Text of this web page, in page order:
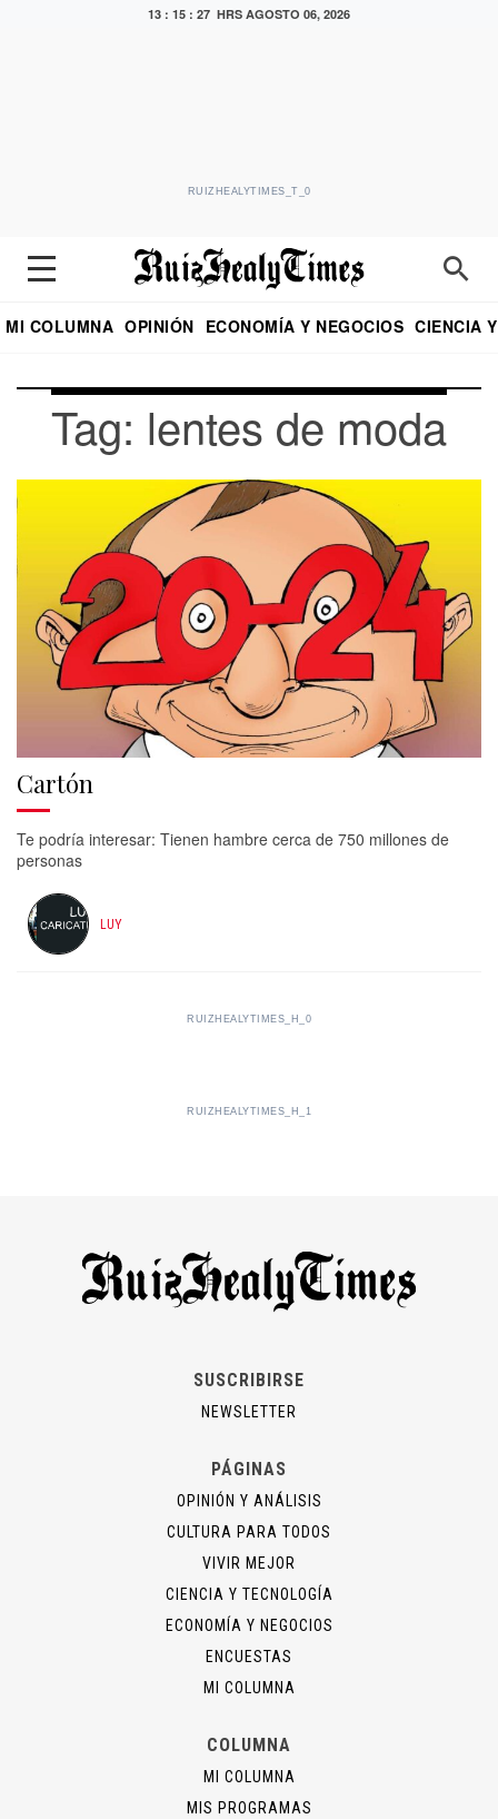
13 : 15 : 27 HRS AGOSTO 06, 2026
RUIZHEALYTIMES_T_0
MI COLUMNA OPINIÓN ECONOMÍA Y NEGOCIOS CIENCIA
Tag: lentes de moda
Cartón
Te podría interesar: Tienen hambre cerca de 750 millones de
personas
LUY
RUIZHEALYTIMES_H_0
RUIZHEALYTIMES_H_1
SUSCRIBIRSE
NEWSLETTER
PÁGINAS
OPINIÓN Y ANÁLISIS
CULTURA PARA TODOS
VIVIR MEJOR
CIENCIA Y TECNOLOGÍA
ECONOMÍA Y NEGOCIOS
ENCUESTAS
MI COLUMNA
COLUMNA
MI COLUMNA
MIS PROGRAMAS